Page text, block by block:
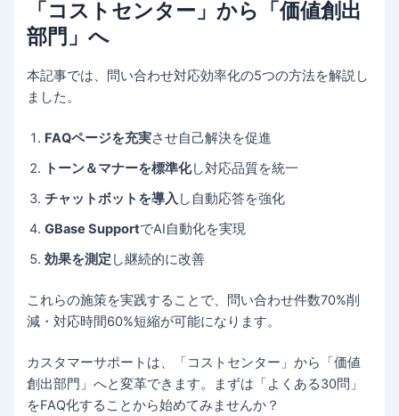
「コストセンター」から「価値創出
部門」へ
本記事では、問い合わせ対応効率化の5つの方法を解説し
ました。
FAQページを充実させ自己解決を促進
トーン＆マナーを標準化し対応品質を統一
チャットボットを導入 し自動応答を強化
GBase SupportでAI自動化を実現
効果を測定 し継続的に改善
これらの施策を実践することで、問い合わせ件数70%削
減・対応時間60%短縮が可能になります。
カスタマーサポートは、「コストセンター」から「価値
創出部門」へと変革できます。まずは「よくある30問」
をFAQ化することから始めてみませんか？